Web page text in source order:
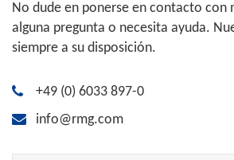
No dude en ponerse en contacto con
alguna pregunta o necesita ayuda.
siempre a su disposición.
+49 (0) 6033 897-0
info@rmg.com